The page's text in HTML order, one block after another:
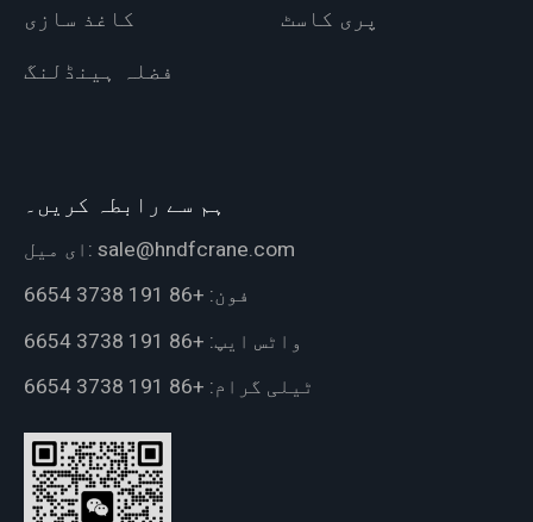
کاغذ سازی
پری کاسٹ
فضلہ ہینڈلنگ
ہم سے رابطہ کریں۔
ای میل: sale@hndfcrane.com
فون: +86 191 3738 6654
واٹس ایپ: +86 191 3738 6654
ٹیلی گرام: +86 191 3738 6654